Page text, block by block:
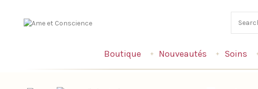
Boutique Nouveautés Soins